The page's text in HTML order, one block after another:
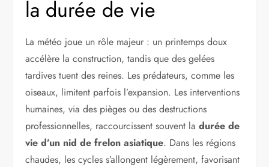
la durée de vie
La météo joue un rôle majeur : un printemps doux
accélère la construction, tandis que des gelées
tardives tuent des reines. Les prédateurs, comme les
oiseaux, limitent parfois l’expansion. Les interventions
humaines, via des pièges ou des destructions
professionnelles, raccourcissent souvent ladurée de
vie d’un nid de frelon asiatique. Dans les régions
chaudes, les cycles s’allongent légèrement, favorisant